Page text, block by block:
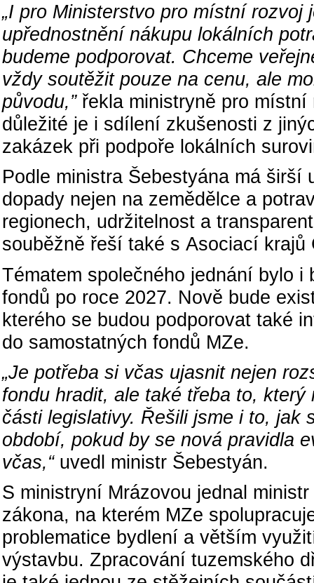
„I pro Ministerstvo pro místní
upřednostnění nákupu lokálních
budeme podporovat. Chceme
vždy soutěžit pouze na cenu, ale
původu,” řekla ministryně pro
důležité je i sdílení zkušenosti z
zakázek při podpoře lokálních
Podle ministra Šebestyána má
dopady nejen na zemědělce a
regionech, udržitelnost a
souběžně řeší také s Asociací krajů
Tématem společného jednání bylo
fondů po roce 2027. Nově bude
kterého se budou podporovat také
do samostatných fondů MZe.
„Je potřeba si včas ujasnit nejen
fondu hradit, ale také třeba to,
části legislativy. Řešili jsme i to, jak
období, pokud by se nová pravidla
včas,“ uvedl ministr Šebestyán.
S ministryní Mrázovou jednal
zákona, na kterém MZe
problematice bydlení a větším
výstavbu. Zpracování tuzemského